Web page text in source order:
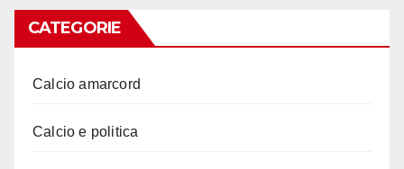
CATEGORIE
Calcio amarcord
Calcio e politica